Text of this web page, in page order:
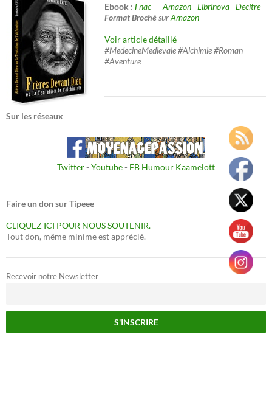
Ebook : Fnac – Amazon-Librinova-Decitre
Format BrochésurAmazon
Voir article détaillé
#MedecineMedievale #Alchimie #Roman
#Aventure
Sur les réseaux
Twitter- Youtube- FB Humour Kaamelott
Faire un don sur Tipeee
CLIQUEZ ICI POUR NOUS SOUTENIR.
Tout don, même minime est apprécié.
Recevoir notre Newsletter